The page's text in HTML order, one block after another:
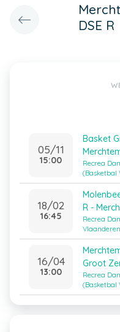
DSE R
05/11
15:00
Basket
Recrea
(Basketbal
18/02
16:45
R -
Recrea
16/04
13:00
Groot
Recrea
(Basketbal